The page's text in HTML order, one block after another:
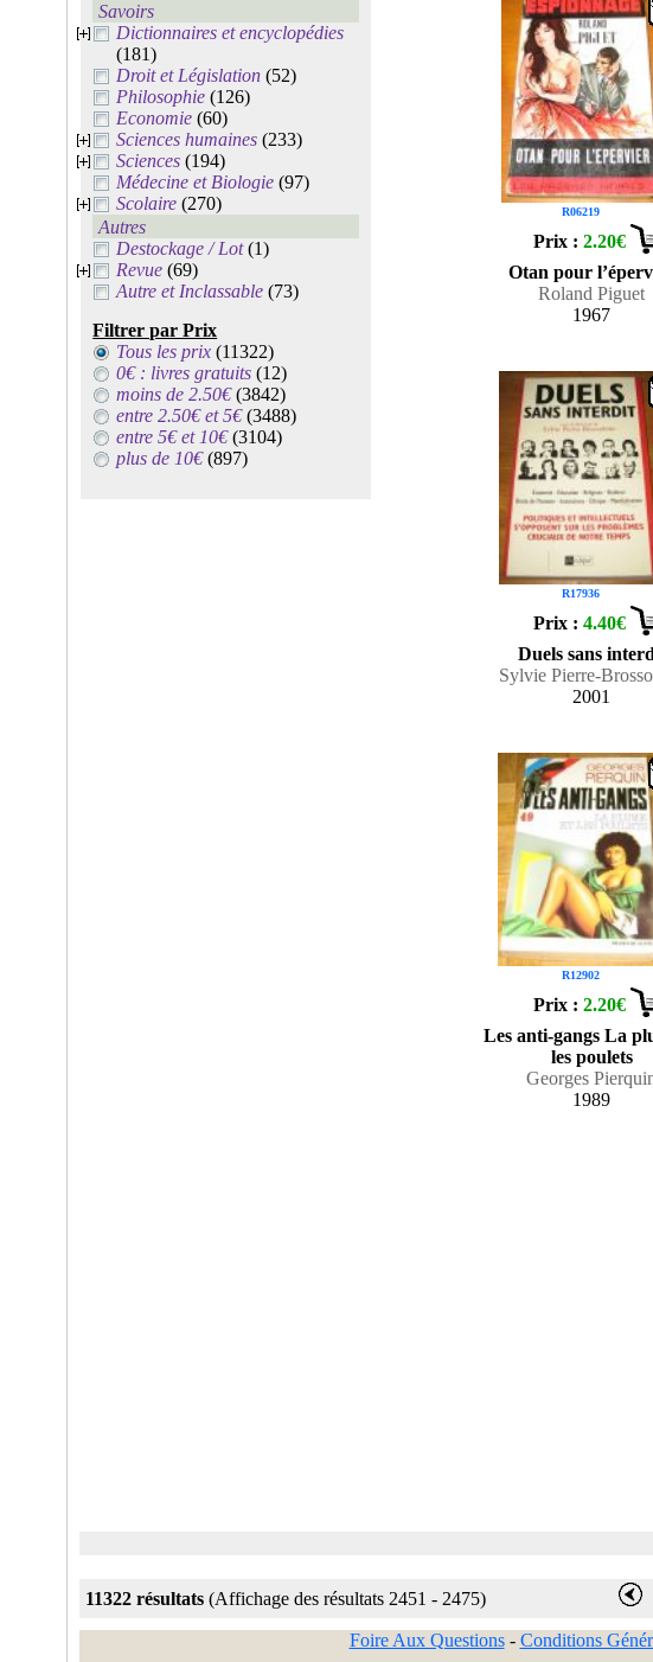
Savoirs
Dictionnaires et encyclopédies
(181)
Droit et Législation (52)
Philosophie (126)
Economie (60)
Sciences humaines (233)
Sciences (194)
Médecine et Biologie (97)
Scolaire (270)
Autres
Destockage / Lot(1)
Revue (69)
Autre et Inclassable (73)
Filtrer par Prix
Tous les prix(11322)
0€ : livres gratuits (12)
moins de 2.50€(3842)
entre 2.50€ et 5€(3488)
entre 5€ et 10€(3104)
plus de 10€(897)
R06219
Prix :2.20€
Otan pour
Roland Piguet
1967
R17936
Prix :4.40€
Duels sans
Sylvie Pierre-
2001
R12902
Prix :2.20€
Les anti-gangs La
les poulets
Georges
1989
11322 résultats (Affichage des résultats 2451 - 2475)
Foire Aux Questions- Conditions